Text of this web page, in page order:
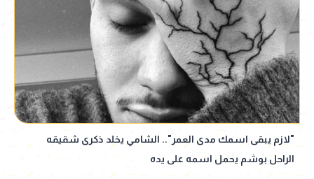
"لازم يبقى اسمك مدى العمر".. الشامي يخلد ذكرى شقيقه
الراحل بوشم يحمل اسمه على يده